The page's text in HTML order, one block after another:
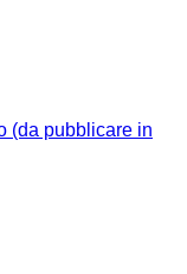
(da pubblicare in